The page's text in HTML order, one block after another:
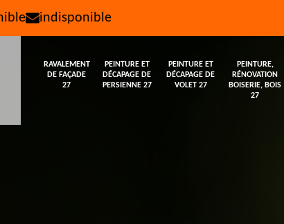
indisponible
RAVALEMENT
DE FAÇADE
27
PEINTURE ET
DÉCAPAGE DE
PERSIENNE 27
PEINTURE ET
DÉCAPAGE DE
VOLET 27
PEINTURE,
RÉNOVATION
BOISERIE, BOIS
27